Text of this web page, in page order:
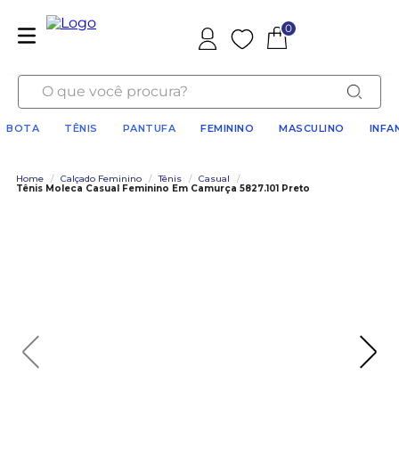
Favoritos
0
O que você procura?
BOTA TÊNIS PANTUFA FEMININO MASCULINO
Home / Calçado Feminino / Tênis / Casual
/
Tênis Moleca Casual Feminino Em Camurça 5827.101 Preto